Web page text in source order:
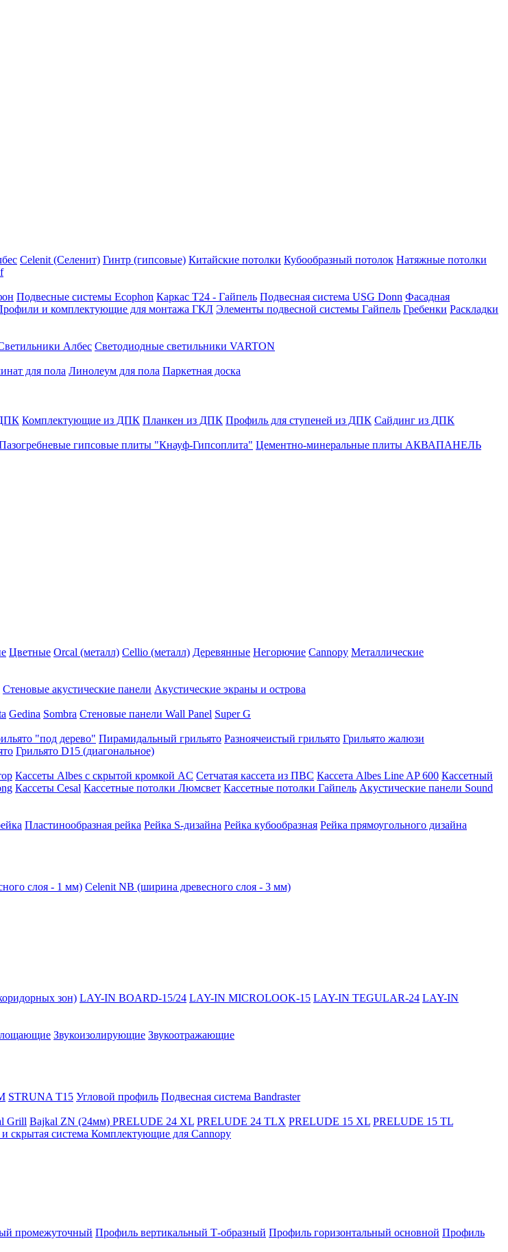
Celenit (Селенит) Гинтр (гипсовые) Китайские потолки Кубообразный потолок Натяжные потолки
Подвесные системы Ecophon Каркас Т24 - Гайпель Подвесная система USG Donn Фасадная
и комплектующие для монтажа ГКЛ Элементы подвесной системы Гайпель Гребенки Раскладки
Албес Светодиодные светильники VARTON
для пола Линолеум для пола Паркетная доска
Комплектующие из ДПК Планкен из ДПК Профиль для ступеней из ДПК Сайдинг из ДПК
гипсовые плиты "Кнауф-Гипсоплита" Цементно-минеральные плиты АКВАПАНЕЛЬ
Цветные Orcal (металл) Cellio (металл) Деревянные Негорючие Cannopy Металлические
Стеновые акустические панели Акустические экраны и острова
Gedina Sombra Стеновые панели Wall Panel Super G
"под дерево" Пирамидальный грильято Разноячеистый грильято Грильято жалюзи
Грильято D15 (диагональное)
Кассеты Albes с скрытой кромкой AC Сетчатая кассета из ПВС Кассета Albes Line AP 600 Кассетный
Кассеты Cesal Кассетные потолки Люмсвет Кассетные потолки Гайпель Акустические панели Sound
Пластинообразная рейка Рейка S-дизайна Рейка кубообразная Рейка прямоугольного дизайна
слоя - 1 мм) Celenit NB (ширина древесного слоя - 3 мм)
зон) LAY-IN BOARD-15/24 LAY-IN MICROLOOK-15 LAY-IN TEGULAR-24 LAY-IN
Звукоизолирующие Звукоотражающие
STRUNA Т15 Угловой профиль Подвесная система Bandraster
Grill Bajkal ZN (24мм) PRELUDE 24 XL PRELUDE 24 TLX PRELUDE 15 XL PRELUDE 15 TL
скрытая система Комплектующие для Cannopy
промежуточный Профиль вертикальный Т-образный Профиль горизонтальный основной Профиль